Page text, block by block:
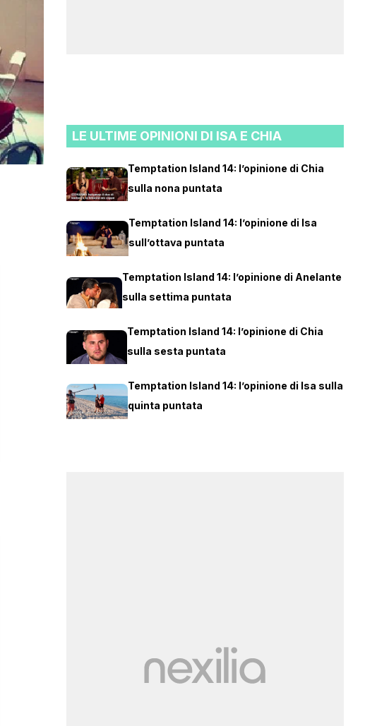
LE ULTIME OPINIONI DI ISA E CHIA
Temptation Island 14: l’opinione di Chia
sulla nona puntata
Temptation Island 14: l’opinione di Isa
sull’ottava puntata
Temptation Island 14: l’opinione di Anelante
sulla settima puntata
Temptation Island 14: l’opinione di Chia
sulla sesta puntata
Temptation Island 14: l’opinione di Isa sulla
quinta puntata